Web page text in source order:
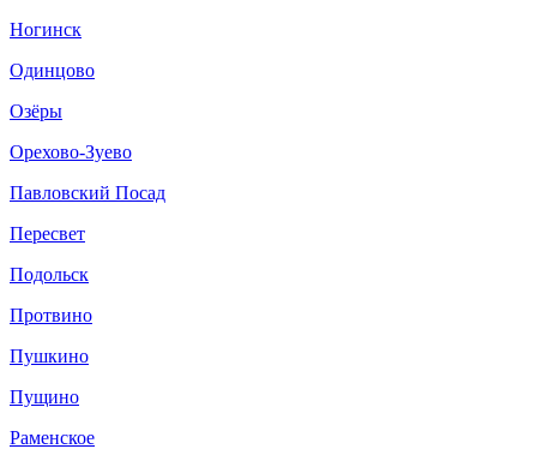
Ногинск
Одинцово
Озёры
Орехово-Зуево
Павловский Посад
Пересвет
Подольск
Протвино
Пушкино
Пущино
Раменское